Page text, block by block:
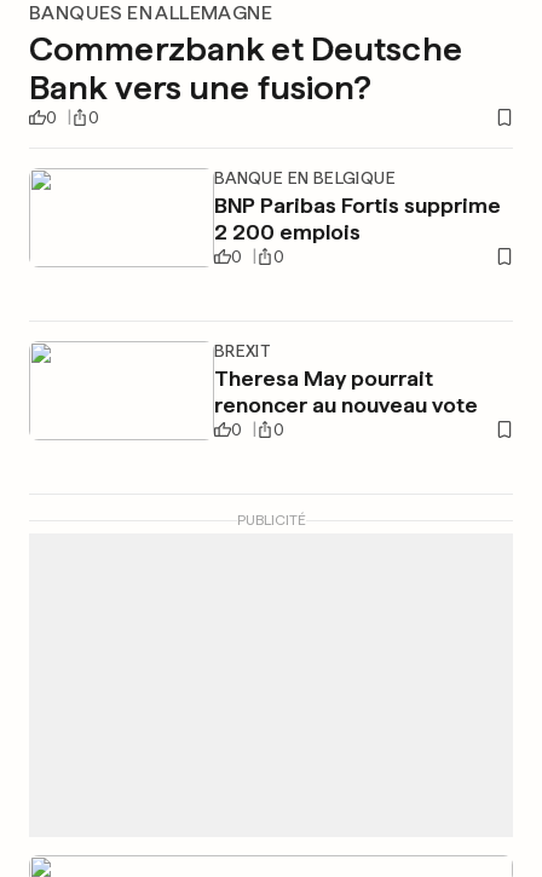
BANQUES EN ALLEMAGNE
Commerzbank et Deutsche
Bank vers une fusion?
0 0
BANQUE EN BELGIQUE
BNP Paribas Fortis supprime
2 200 emplois
0 0
BREXIT
Theresa May pourrait
renoncer au nouveau vote
0 0
PUBLICITÉ